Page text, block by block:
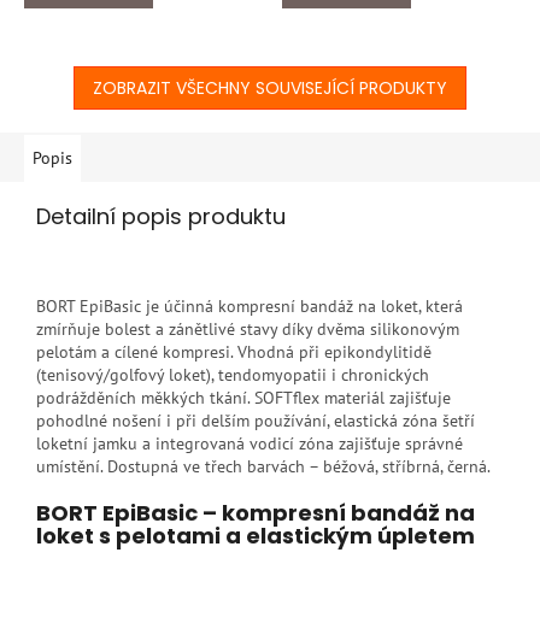
ZOBRAZIT VŠECHNY SOUVISEJÍCÍ PRODUKTY
Popis
Detailní popis produktu
BORT EpiBasic je účinná kompresní bandáž na loket, která
zmírňuje bolest a zánětlivé stavy díky dvěma silikonovým
pelotám a cílené kompresi. Vhodná při epikondylitidě
(tenisový/golfový loket), tendomyopatii i chronických
podrážděních měkkých tkání. SOFTflex materiál zajišťuje
pohodlné nošení i při delším používání, elastická zóna šetří
loketní jamku a integrovaná vodicí zóna zajišťuje správné
umístění. Dostupná ve třech barvách – béžová, stříbrná, černá.
BORT EpiBasic – kompresní bandáž na
loket s pelotami a elastickým úpletem